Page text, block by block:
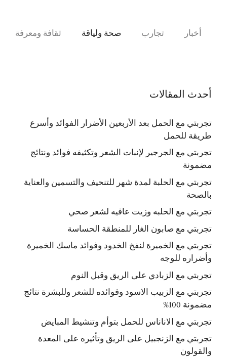
أخبار تجارب صحة ولياقة ثقافة ومعرفة
أحدث المقالات
تجربتي مع الحمل بعد الأربعين الأضرار الفوائد وأسرع
طريقة للحمل
تجربتي مع الجرجير لإنبات الشعر وتكثيفه فوائد ونتائج
مضمونة
تجربتي مع الحلبة لمدة شهر للتنحيف والتسمين والعناية
بالصحة
تجربتي مع الحلبه وزيت عافيه لشعر صحي
تجربتي مع صابون الغار للمنطقة الحساسة
تجربتي مع الخميرة لنفخ الخدود وفوائد ماسك الخميرة
وأضراره للوجه
تجربتي مع الزبادي على الريق وقبل النوم
تجربتي مع الزبيب الاسود وفوائده للشعر وللبشرة نتائج
مضمونة 100%
تجربتي مع الاناناس للحمل بتوأم وتنشيط المبايض
تجربتي مع الزنجبيل على الريق وتأثيره على المعدة
والقولون